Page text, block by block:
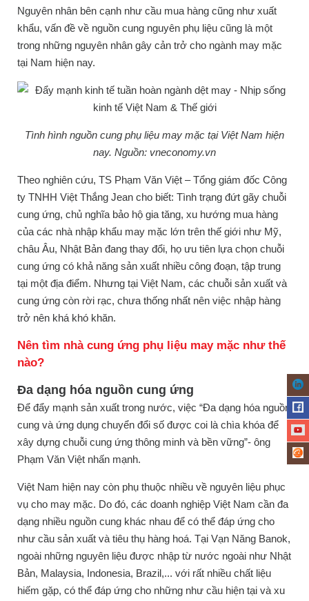
Nguyên nhân bên cạnh như cầu mua hàng cũng như xuất
khẩu, vấn đề về nguồn cung nguyên phụ liệu cũng là một
trong những nguyên nhân gây cản trở cho ngành may mặc
tại Nam hiện nay.
Tình hình nguồn cung phụ liệu may mặc tại Việt Nam hiện
nay. Nguồn: vneconomy.vn
Theo nghiên cứu, TS Phạm Văn Việt – Tổng giám đốc Công
ty TNHH Việt Thắng Jean cho biết: Tình trạng đứt gãy chuỗi
cung ứng, chủ nghĩa bảo hộ gia tăng, xu hướng mua hàng
của các nhà nhập khẩu may mặc lớn trên thế giới như Mỹ,
châu Âu, Nhật Bản đang thay đổi, họ ưu tiên lựa chọn chuỗi
cung ứng có khả năng sản xuất nhiều công đoạn, tập trung
tại một địa điểm. Nhưng tại Việt Nam, các chuỗi sản xuất và
cung ứng còn rời rạc, chưa thống nhất nên việc nhập hàng
trở nên khá khó khăn.
Nên tìm nhà cung ứng phụ liệu may mặc như thế
nào?
Đa dạng hóa nguồn cung ứng
Để đẩy mạnh sản xuất trong nước, việc “Đa dạng hóa nguồn
cung và ứng dụng chuyển đổi số được coi là chìa khóa để
xây dựng chuỗi cung ứng thông minh và bền vững”- ông
Phạm Văn Việt nhấn mạnh.
Việt Nam hiện nay còn phụ thuộc nhiều về nguyên liệu phục
vụ cho may mặc. Do đó, các doanh nghiệp Việt Nam cần đa
dạng nhiều nguồn cung khác nhau để có thể đáp ứng cho
như cầu sản xuất và tiêu thụ hàng hoá. Tại Vạn Năng Banok,
ngoài những nguyên liệu được nhập từ nước ngoài như Nhật
Bản, Malaysia, Indonesia, Brazil,... với rất nhiều chất liệu
hiếm gặp, có thể đáp ứng cho những như cầu hiện tại và xu